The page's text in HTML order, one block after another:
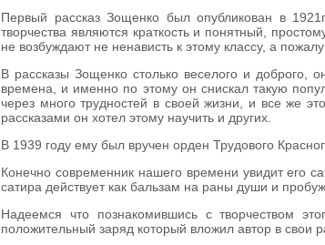
Первый рассказ Зощенко был опубликован в
творчества являются краткость и понятный,
не возбуждают не ненависть к этому классу, а
В рассказы Зощенко столько веселого и доброго,
времена, и именно по этому он снискал такую
через много трудностей в своей жизни, и все же
рассказами он хотел этому научить и других.
В 1939 году ему был вручен орден Трудового
Конечно современник нашего времени увидит его
сатира действует как бальзам на раны души и
Надеемся что познакомившись с творчеством
положительный заряд который вложил автор в свои